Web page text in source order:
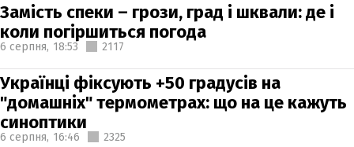
Замість спеки – грози, град і шквали: де і
коли погіршиться погода
6 серпня, 18:53 2117
Українці фіксують +50 градусів на
"домашніх" термометрах: що на це кажуть
синоптики
6 серпня, 16:46 2325